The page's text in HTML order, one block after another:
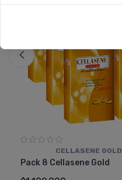
CELLASENE GOLD
Pack 8 Cellasene Gold